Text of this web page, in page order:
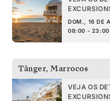
DOM., 16 DE
08:00 - 23:00
Tânger, Marrocos
VEJA OS